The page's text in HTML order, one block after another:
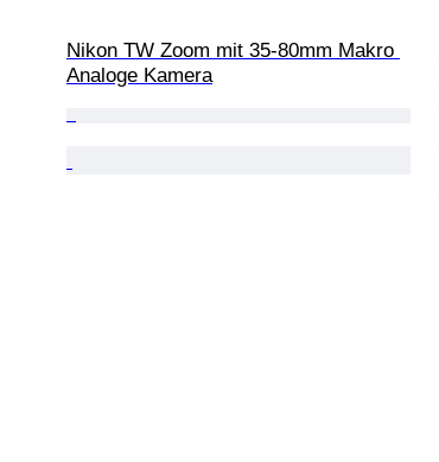
Nikon TW Zoom mit 35-80mm Makro
Analoge Kamera